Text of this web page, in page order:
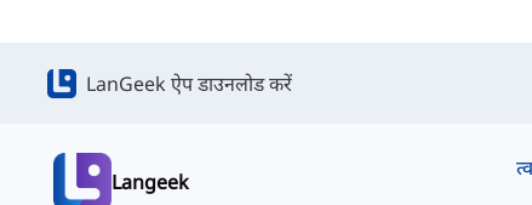
LanGeek ऐप डाउनलोड करें
Langeek